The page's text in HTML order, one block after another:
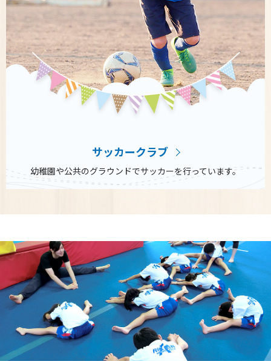
サッカークラブ
幼稚園や公共のグラウンドでサッカーを行っています。